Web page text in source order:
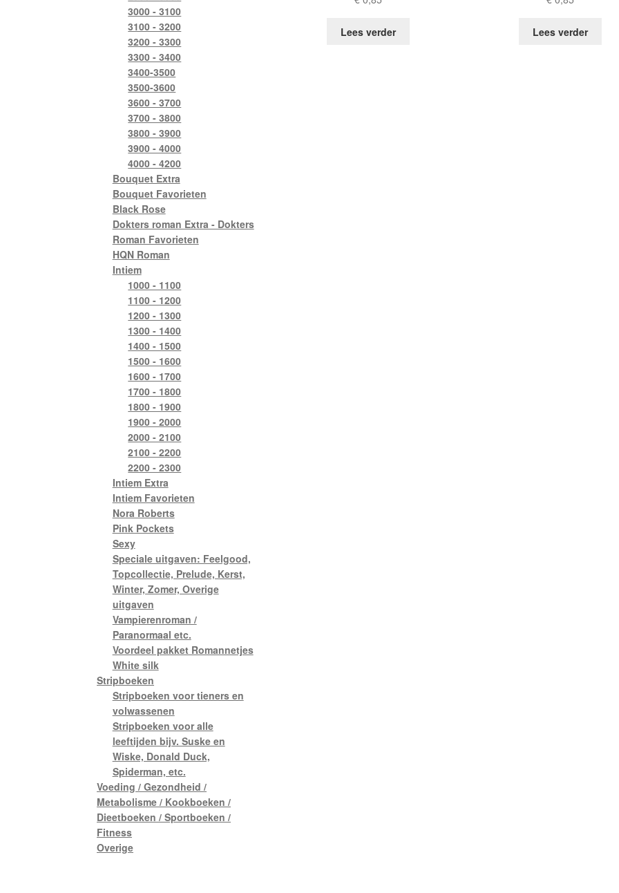
Lees verder Lees verder
3000 - 3100
3100 - 3200
3200 - 3300
3300 - 3400
3400-3500
3500-3600
3600 - 3700
3700 - 3800
3800 - 3900
3900 - 4000
4000 - 4200
Bouquet Extra
Bouquet Favorieten
Black Rose
Dokters roman Extra - Dokters
Roman Favorieten
HQN Roman
Intiem
1000 - 1100
1100 - 1200
1200 - 1300
1300 - 1400
1400 - 1500
1500 - 1600
1600 - 1700
1700 - 1800
1800 - 1900
1900 - 2000
2000 - 2100
2100 - 2200
2200 - 2300
Intiem Extra
Intiem Favorieten
Nora Roberts
Pink Pockets
Sexy
Speciale uitgaven: Feelgood,
Topcollectie, Prelude, Kerst,
Winter, Zomer, Overige
uitgaven
Vampierenroman /
Paranormaal etc.
Voordeel pakket Romannetjes
White silk
Stripboeken
Stripboeken voor tieners en
volwassenen
Stripboeken voor alle
leeftijden bijv. Suske en
Wiske, Donald Duck,
Spiderman, etc.
Voeding / Gezondheid /
Metabolisme / Kookboeken /
Dieetboeken / Sportboeken /
Fitness
Overige